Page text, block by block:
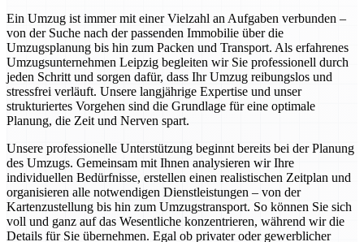
Ein Umzug ist immer mit einer Vielzahl an Aufgaben verbunden –
von der Suche nach der passenden Immobilie über die
Umzugsplanung bis hin zum Packen und Transport. Als erfahrenes
Umzugsunternehmen Leipzig begleiten wir Sie professionell durch
jeden Schritt und sorgen dafür, dass Ihr Umzug reibungslos und
stressfrei verläuft. Unsere langjährige Expertise und unser
strukturiertes Vorgehen sind die Grundlage für eine optimale
Planung, die Zeit und Nerven spart.
Unsere professionelle Unterstützung beginnt bereits bei der Planung
des Umzugs. Gemeinsam mit Ihnen analysieren wir Ihre
individuellen Bedürfnisse, erstellen einen realistischen Zeitplan und
organisieren alle notwendigen Dienstleistungen – von der
Kartenzustellung bis hin zum Umzugstransport. So können Sie sich
voll und ganz auf das Wesentliche konzentrieren, während wir die
Details für Sie übernehmen. Egal ob privater oder gewerblicher